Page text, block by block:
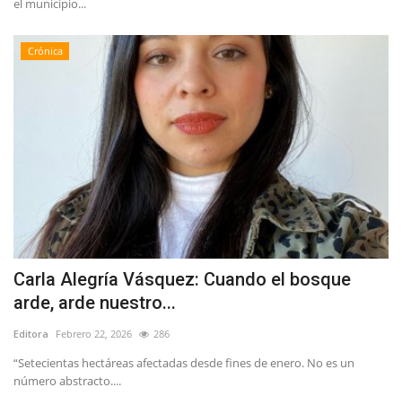
el municipio...
Crónica
Carla Alegría Vásquez: Cuando el bosque
arde, arde nuestro...
Editora Febrero 22, 2026 286
“Setecientas hectáreas afectadas desde fines de enero. No es un
número abstracto....